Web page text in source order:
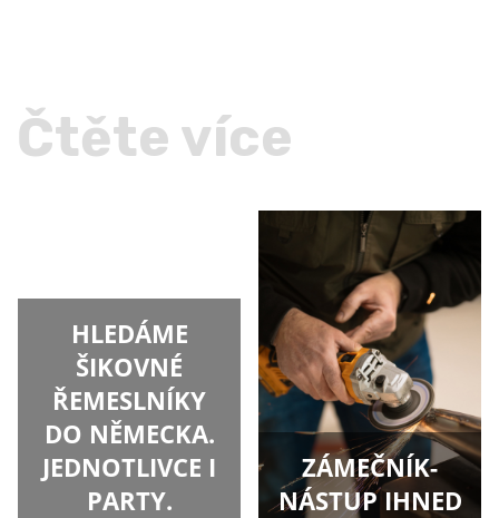
Čtěte více
HLEDÁME
ŠIKOVNÉ
ŘEMESLNÍKY
DO NĚMECKA.
JEDNOTLIVCE I
PARTY.
ZÁMEČNÍK-
NÁSTUP IHNED